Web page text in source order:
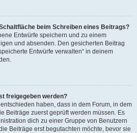
beim Schreiben eines Beitrags?
Entwürfe speichern und zu einem
und absenden. Den gesicherten Beitrag
Entwürfe verwalten“ in deinem
freigegeben werden?
haben, dass in dem Forum, in dem
Beiträge zuerst geprüft werden müssen. Es
dich zu einer Gruppe von Benutzern
Beiträge erst begutachten möchte, bevor sie